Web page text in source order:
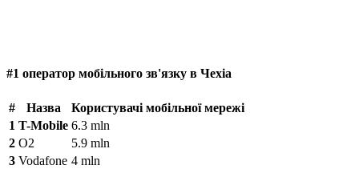
#1 оператор мобільного зв'язку в Чехіа
# Назва
Користувачі мобільної мережі
1 T-Mobile 6.3 mln
2 O2
5.9 mln
3 Vodafone 4 mln